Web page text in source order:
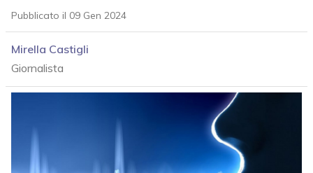
Pubblicato il 09 Gen 2024
Mirella Castigli
Giornalista